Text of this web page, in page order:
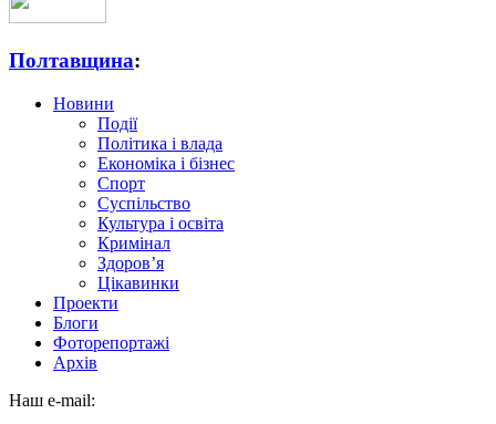
Полтавщина:
Новини
Події
Політика і влада
Економіка і бізнес
Спорт
Суспільство
Культура і освіта
Кримінал
Здоров’я
Цікавинки
Проекти
Блоги
Фоторепортажі
Архів
Наш e-mail: